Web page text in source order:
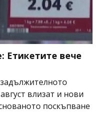
Етикетите вече
влизат и нови
поскъпване